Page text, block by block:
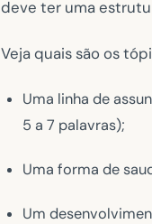
deve ter uma
Veja quais são os
Uma linha de
5 a 7 palavras);
Uma forma de
Um